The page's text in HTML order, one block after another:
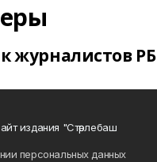
журналистов РБ
издания "Стәрлебаш
персональных данных